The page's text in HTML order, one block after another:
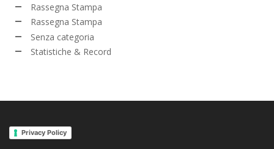
Rassegna Stampa
Rassegna Stampa
Senza categoria
Statistiche & Record
Privacy Policy